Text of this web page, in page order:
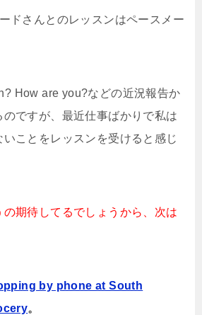
ドさんとのレッスンはペースメー
How are you?などの近況報告か
のですが、最近仕事ばかりで私は
ことをレッスンを受けると感じ
期待してるでしょうから、次は
by phone at South
。